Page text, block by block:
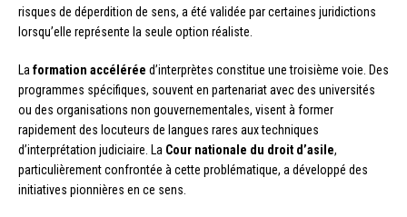
risques de déperdition de sens, a été validée par certaines juridictions
lorsqu’elle représente la seule option réaliste.
La formation accélérée d’interprètes constitue une troisième voie. Des
programmes spécifiques, souvent en partenariat avec des universités
ou des organisations non gouvernementales, visent à former
rapidement des locuteurs de langues rares aux techniques
d’interprétation judiciaire. La Cour nationale du droit d’asile,
particulièrement confrontée à cette problématique, a développé des
initiatives pionnières en ce sens.